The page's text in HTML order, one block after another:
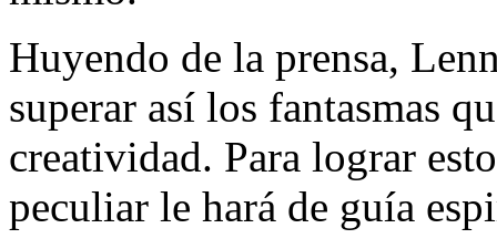
Huyendo de la prensa,
superar así los fantasmas
creatividad. Para lograr
peculiar le hará de guía